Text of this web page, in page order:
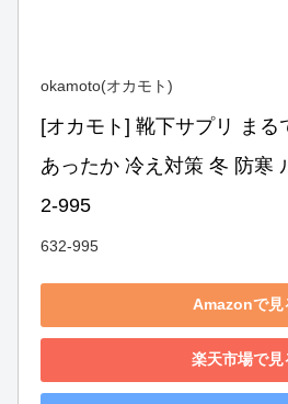
okamoto(オカモト)
[オカモト] 靴下サプリ まる
あったか 冷え対策 冬 防寒
2-995
632-995
Amazonで見
楽天市場で見